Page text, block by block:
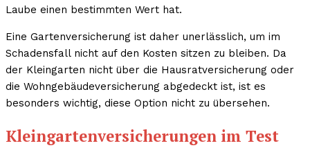
Laube einen bestimmten Wert hat.
Eine Gartenversicherung ist daher unerlässlich, um im
Schadensfall nicht auf den Kosten sitzen zu bleiben. Da
der Kleingarten nicht über die Hausratversicherung oder
die Wohngebäudeversicherung abgedeckt ist, ist es
besonders wichtig, diese Option nicht zu übersehen.
Kleingartenversicherungen im Test